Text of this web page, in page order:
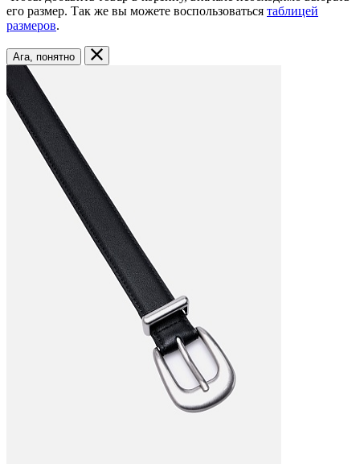
его размер. Так же вы можете воспользоваться таблицей
размеров.
Ага, понятно